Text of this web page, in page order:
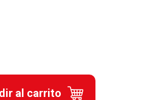
al carrito